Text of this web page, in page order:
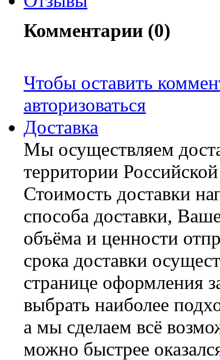
Комментарии (0)
Чтобы оставить
авторизоваться
Доставка
Мы осуществляем
территории
Стоимость доставки
способа доставки,
объёма и ценности
срока доставки
странице оформления
выбрать наиболее
а мы сделаем всё
можно быстрее